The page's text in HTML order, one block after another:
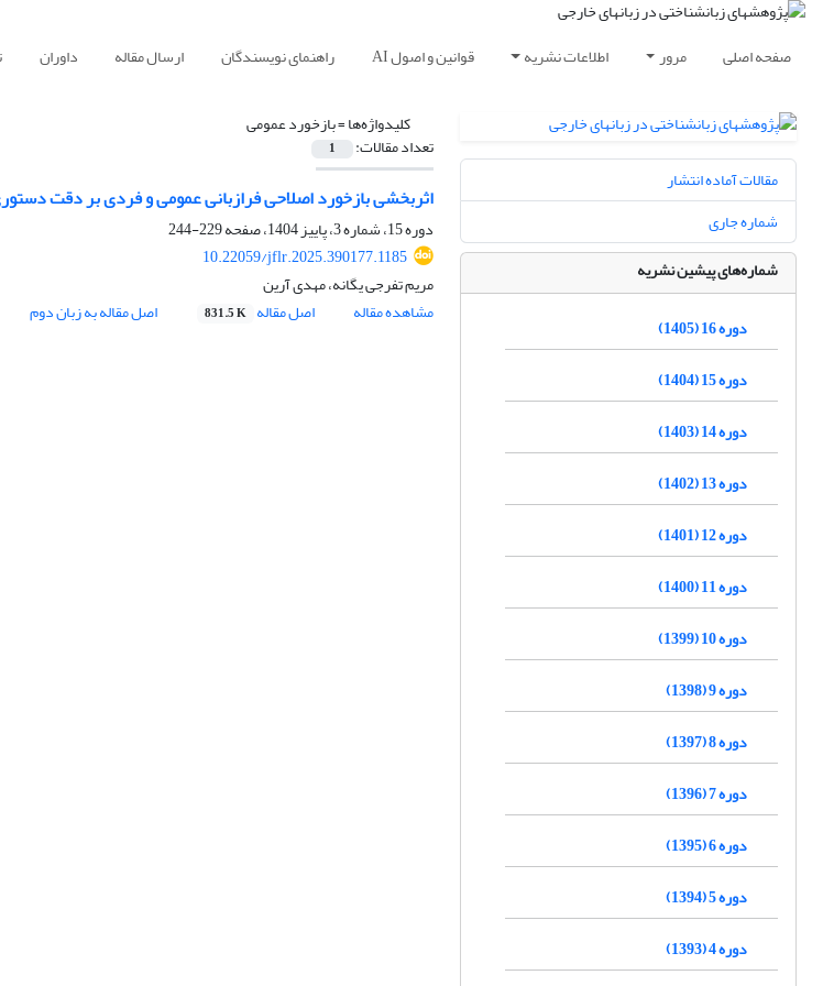
صفحه اصلی مرور اطلاعات نشریه قوانین و اصول AI راهنمای نویسندگان ارسال مقاله داوران
کلیدواژه‌ها =بازخورد عمومی
تعداد مقالات: 1
اثربخشی بازخورد اصلاحی فرازبانی عمومی و فردی بر دقت
دوره 15، شماره 3، پاییز 1404، صفحه
229-244
10.22059/jflr.2025.390177.1185
مریم تفرجی یگانه، مهدی آرین
مشاهده مقاله
اصل مقاله 831.5 K اصل مقاله به زبان دوم
مقالات آماده انتشار
شماره جاری
شماره‌های پیشین نشریه
دوره 16 (1405)
دوره 15 (1404)
دوره 14 (1403)
دوره 13 (1402)
دوره 12 (1401)
دوره 11 (1400)
دوره 10 (1399)
دوره 9 (1398)
دوره 8 (1397)
دوره 7 (1396)
دوره 6 (1395)
دوره 5 (1394)
دوره 4 (1393)